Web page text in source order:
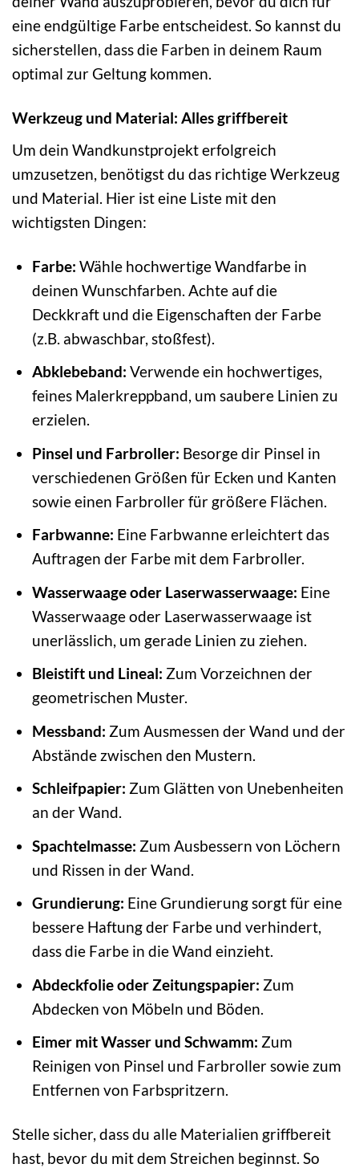
eine endgültige Farbe entscheidest. So kannst du
sicherstellen, dass die Farben in deinem Raum
optimal zur Geltung kommen.
Werkzeug und Material: Alles griffbereit
Um dein Wandkunstprojekt erfolgreich
umzusetzen, benötigst du das richtige Werkzeug
und Material. Hier ist eine Liste mit den
wichtigsten Dingen:
Farbe: Wähle hochwertige Wandfarbe in
deinen Wunschfarben. Achte auf die
Deckkraft und die Eigenschaften der Farbe
(z.B. abwaschbar, stoßfest).
Abklebeband: Verwende ein hochwertiges,
feines Malerkreppband, um saubere Linien zu
erzielen.
Pinsel und Farbroller: Besorge dir Pinsel in
verschiedenen Größen für Ecken und Kanten
sowie einen Farbroller für größere Flächen.
Farbwanne: Eine Farbwanne erleichtert das
Auftragen der Farbe mit dem Farbroller.
Wasserwaage oder Laserwasserwaage: Eine
Wasserwaage oder Laserwasserwaage ist
unerlässlich, um gerade Linien zu ziehen.
Bleistift und Lineal: Zum Vorzeichnen der
geometrischen Muster.
Messband: Zum Ausmessen der Wand und der
Abstände zwischen den Mustern.
Schleifpapier: Zum Glätten von Unebenheiten
an der Wand.
Spachtelmasse: Zum Ausbessern von Löchern
und Rissen in der Wand.
Grundierung: Eine Grundierung sorgt für eine
bessere Haftung der Farbe und verhindert,
dass die Farbe in die Wand einzieht.
Abdeckfolie oder Zeitungspapier: Zum
Abdecken von Möbeln und Böden.
Eimer mit Wasser und Schwamm: Zum
Reinigen von Pinsel und Farbroller sowie zum
Entfernen von Farbspritzern.
Stelle sicher, dass du alle Materialien griffbereit
hast, bevor du mit dem Streichen beginnst. So